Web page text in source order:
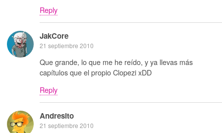
Reply
JakCore
21 septiembre 2010
Que grande, lo que me he reído, y ya llevas más
capítulos que el propio Clopezi xDD
Reply
Andresito
21 septiembre 2010